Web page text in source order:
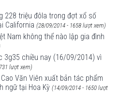
228 triệu đôla trong đợt xổ số
California (28/09/2014 - 1658 lượt xem)
Nam không thể nào lập gia đình
3g35 chiều nay (16/09/2014) vì
lượt xem)
Văn Viên xuất bản tác phẩm
ngữ tại Hoa Kỳ (14/09/2014 - 1650 lượt